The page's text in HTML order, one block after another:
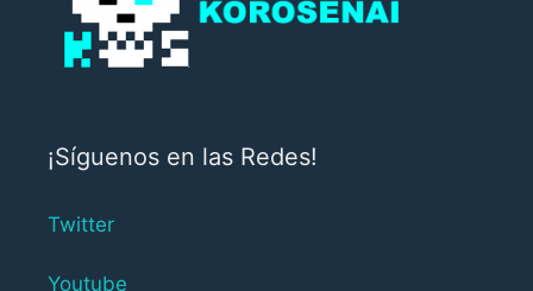
¡Síguenos en las Redes!
Twitter
Youtube